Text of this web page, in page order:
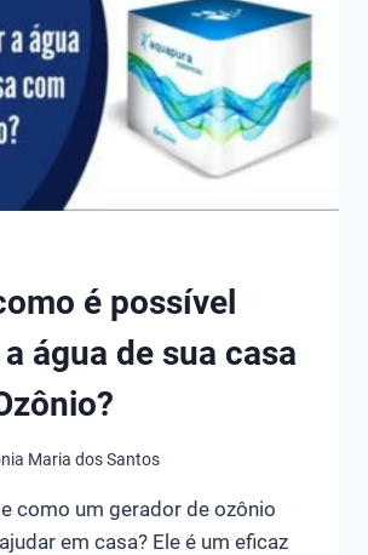
EXPANSÃO
é possível
água de sua casa
Maria dos Santos
como um gerador de ozônio
em casa? Ele é um eficaz